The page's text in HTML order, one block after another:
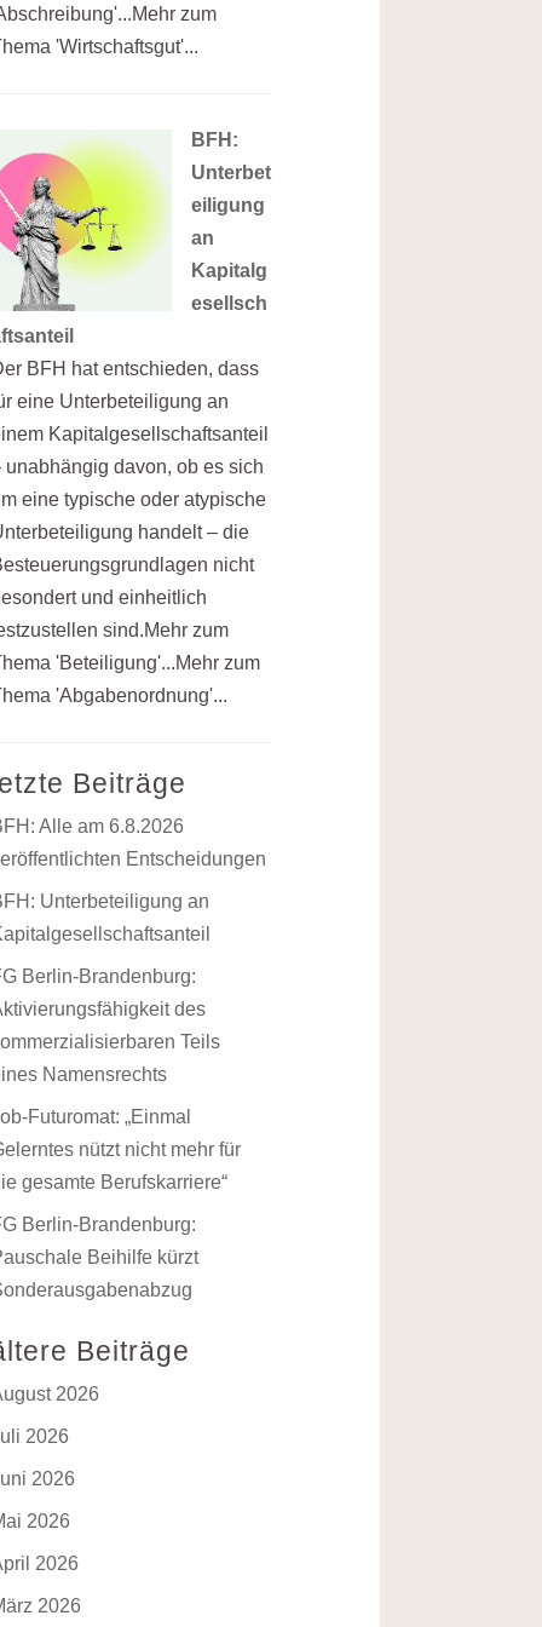
zum
'Wirtschaftsgut'...
BFH:
Unterbet
eiligung
an
Kapitalg
esellsch
BFH hat entschieden, dass
eine Unterbeteiligung an
Kapitalgesellschaftsanteil
unabhängig davon, ob es sich
eine typische oder atypische
handelt – die
nicht
und einheitlich
sind.Mehr zum
'Beteiligung'...Mehr zum
'Abgabenordnung'...
letzte Beiträge
Alle am 6.8.2026
Entscheidungen
Unterbeteiligung an
Berlin-Brandenburg:
des
Teils
Namensrechts
Futuromat: „Einmal
nützt nicht mehr für
gesamte Berufskarriere“
Berlin-Brandenburg:
Beihilfe kürzt
Beiträge
2026
2026
2026
2026
2026
2026